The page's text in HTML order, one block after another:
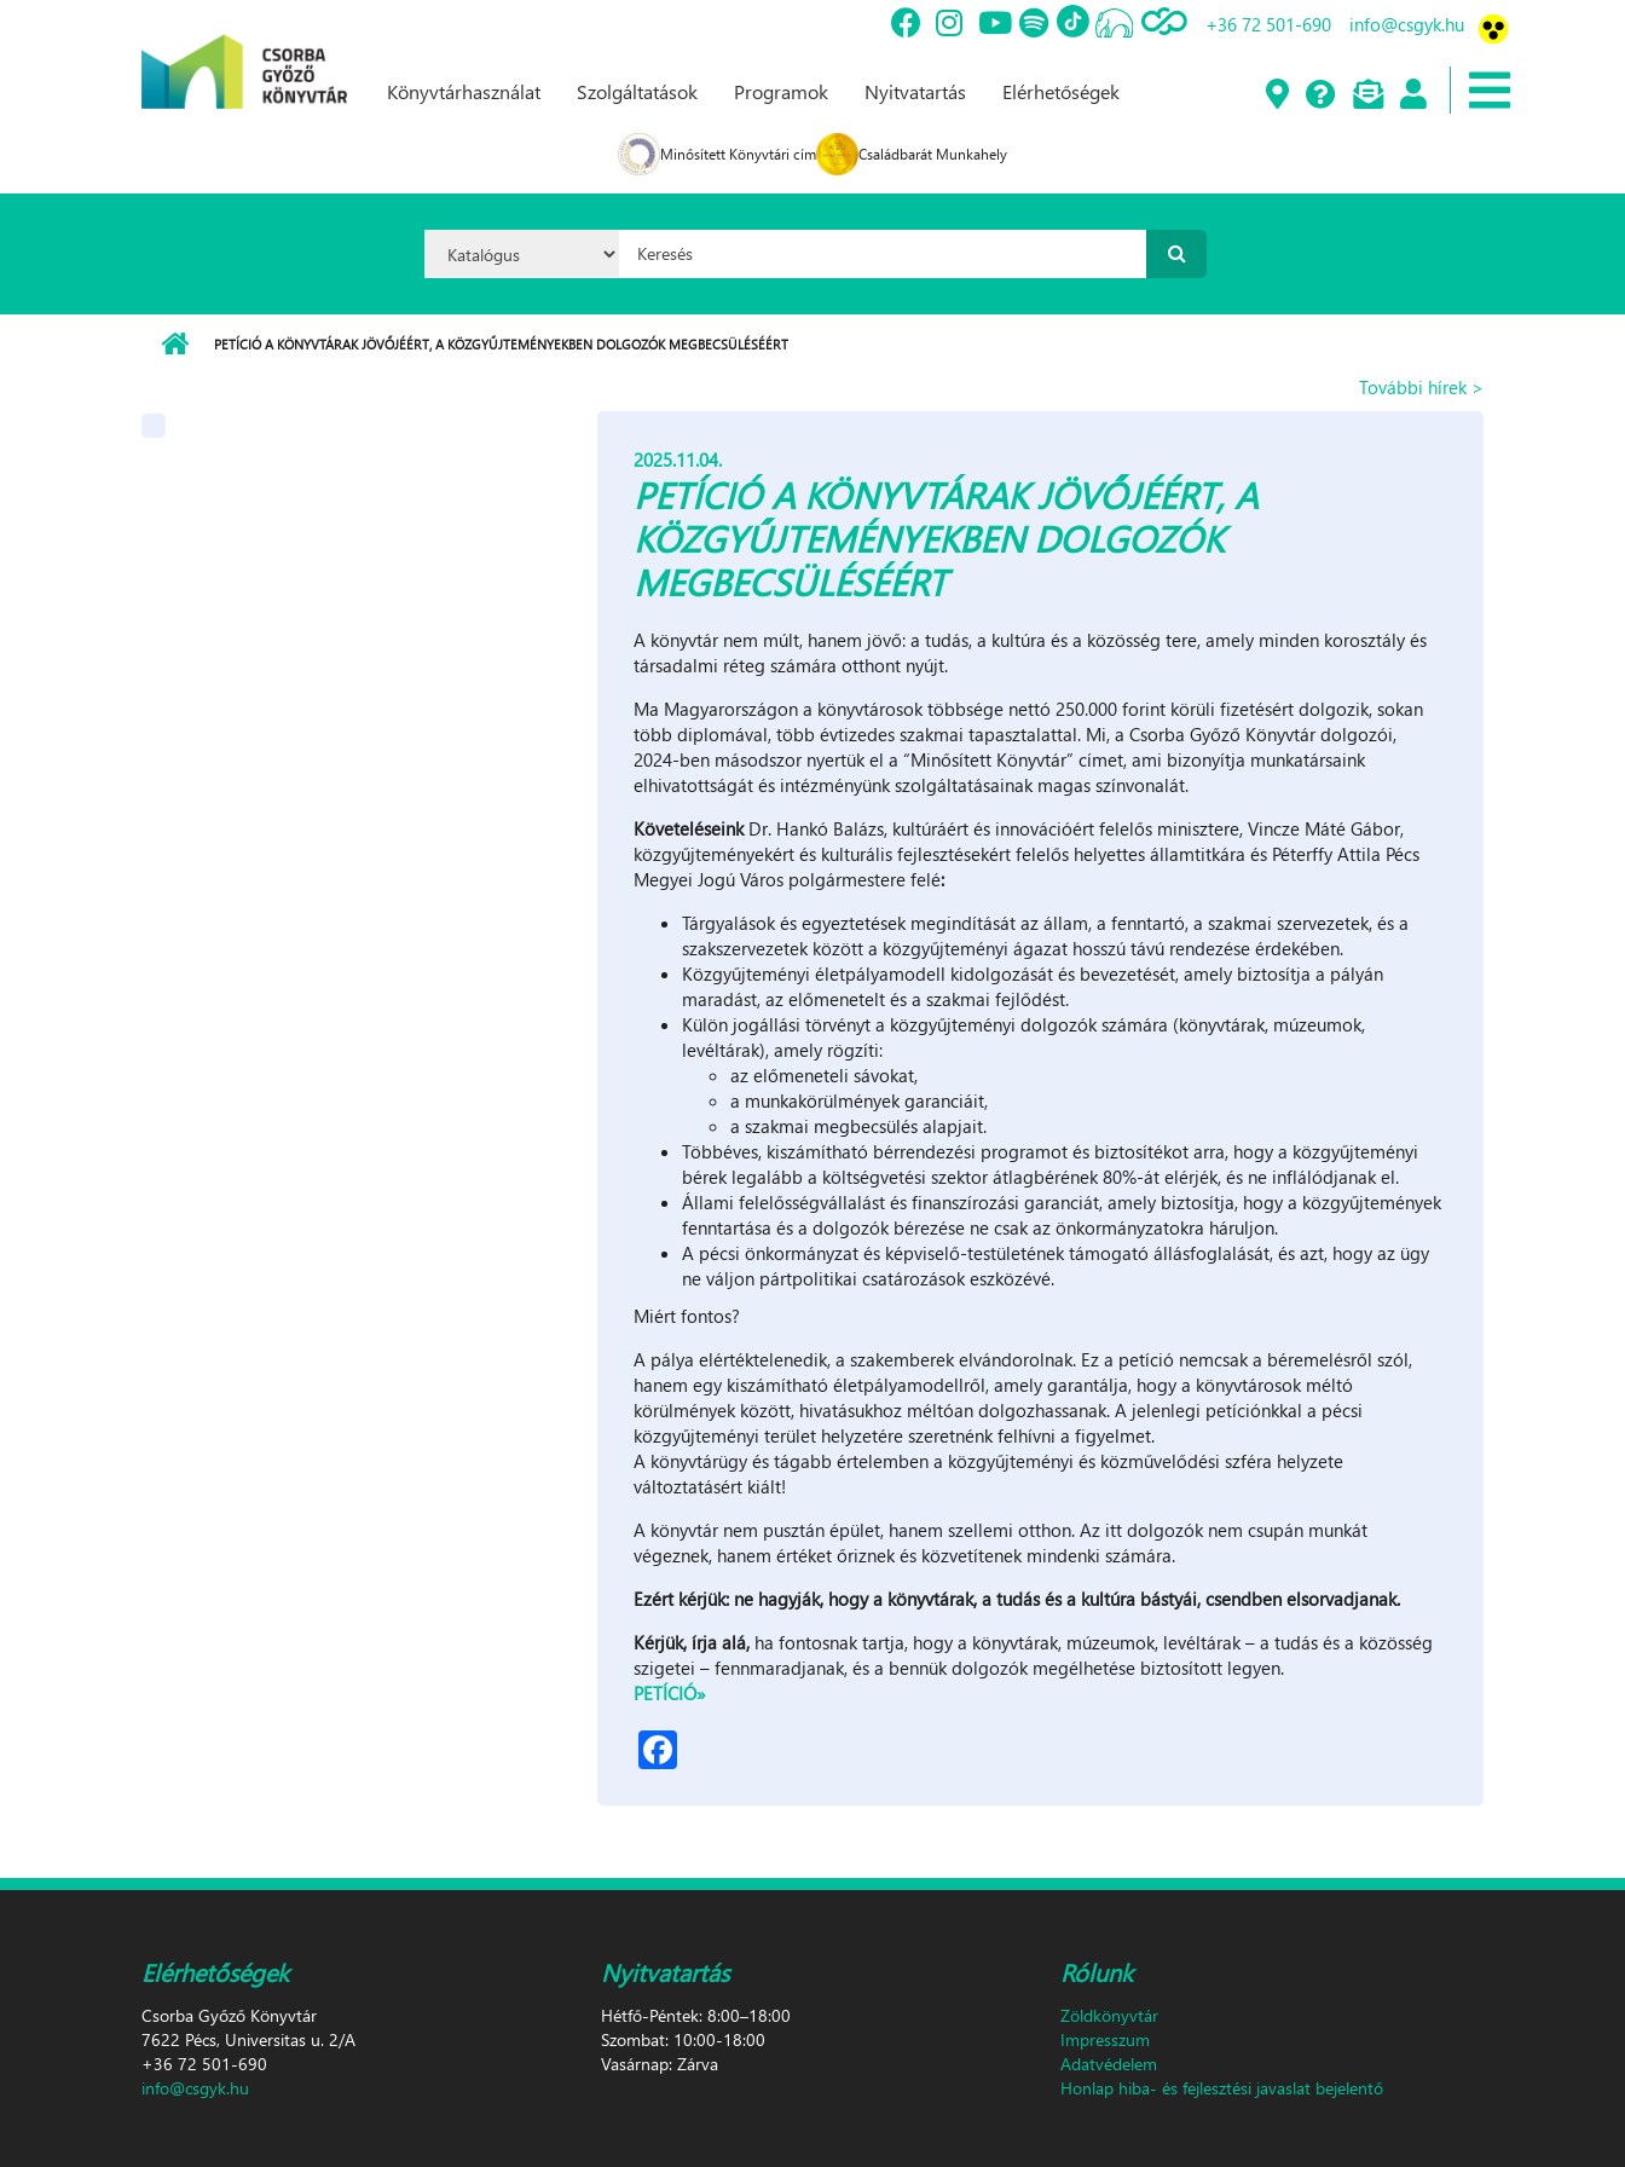
+36 72 501-690 info@csgyk.hu
Könyvtárhasználat Szolgáltatások Programok Nyitvatartás Elérhetőségek
Minősített Könyvtári cím Családbarát Munkahely
Option:
Keresés űrlap
PETÍCIÓ A KÖNYVTÁRAK JÖVŐJÉÉRT, A KÖZGYŰJTEMÉNYEKBEN DOLGOZÓK MEGBECSÜLÉSÉÉRT
További hírek >
2025.11.04.
PETÍCIÓ A KÖNYVTÁRAK JÖVŐJÉÉRT, A
KÖZGYŰJTEMÉNYEKBEN DOLGOZÓK
MEGBECSÜLÉSÉÉRT
A könyvtár nem múlt, hanem jövő: a tudás, a kultúra és a közösség tere, amely minden korosztály és
társadalmi réteg számára otthont nyújt.
Ma Magyarországon a könyvtárosok többsége nettó 250.000 forint körüli fizetésért dolgozik, sokan
több diplomával, több évtizedes szakmai tapasztalattal. Mi, a Csorba Győző Könyvtár dolgozói,
2024-ben másodszor nyertük el a “Minősített Könyvtár” címet, ami bizonyítja munkatársaink
elhivatottságát és intézményünk szolgáltatásainak magas színvonalát.
Követeléseink Dr. Hankó Balázs, kultúráért és innovációért felelős minisztere, Vincze Máté Gábor,
közgyűjteményekért és kulturális fejlesztésekért felelős helyettes államtitkára és Péterffy Attila Pécs
Megyei Jogú Város polgármestere felé:
Tárgyalások és egyeztetések megindítását az állam, a fenntartó, a szakmai szervezetek, és a
szakszervezetek között a közgyűjteményi ágazat hosszú távú rendezése érdekében.
Közgyűjteményi életpályamodell kidolgozását és bevezetését, amely biztosítja a pályán
maradást, az előmenetelt és a szakmai fejlődést.
Külön jogállási törvényt a közgyűjteményi dolgozók számára (könyvtárak, múzeumok,
levéltárak), amely rögzíti:
az előmeneteli sávokat,
a munkakörülmények garanciáit,
a szakmai megbecsülés alapjait.
Többéves, kiszámítható bérrendezési programot és biztosítékot arra, hogy a közgyűjteményi
bérek legalább a költségvetési szektor átlagbérének 80%-át elérjék, és ne inflálódjanak el.
Állami felelősségvállalást és finanszírozási garanciát, amely biztosítja, hogy a közgyűjtemények
fenntartása és a dolgozók bérezése ne csak az önkormányzatokra háruljon.
A pécsi önkormányzat és képviselő-testületének támogató állásfoglalását, és azt, hogy az ügy
ne váljon pártpolitikai csatározások eszközévé.
Miért fontos?
A pálya elértéktelenedik, a szakemberek elvándorolnak. Ez a petíció nemcsak a béremelésről szól,
hanem egy kiszámítható életpályamodellről, amely garantálja, hogy a könyvtárosok méltó
körülmények között, hivatásukhoz méltóan dolgozhassanak. A jelenlegi petíciónkkal a pécsi
közgyűjteményi terület helyzetére szeretnénk felhívni a figyelmet.
A könyvtárügy és tágabb értelemben a közgyűjteményi és közművelődési szféra helyzete
változtatásért kiált!
A könyvtár nem pusztán épület, hanem szellemi otthon. Az itt dolgozók nem csupán munkát
végeznek, hanem értéket őriznek és közvetítenek mindenki számára.
Ezért kérjük: ne hagyják, hogy a könyvtárak, a tudás és a kultúra bástyái, csendben elsorvadjanak.
Kérjük, írja alá, ha fontosnak tartja, hogy a könyvtárak, múzeumok, levéltárak – a tudás és a közösség
szigetei – fennmaradjanak, és a bennük dolgozók megélhetése biztosított legyen.
PETÍCIÓ»
Elérhetőségek
Csorba Győző Könyvtár
7622 Pécs, Universitas u. 2/A
+36 72 501-690
info@csgyk.hu
Nyitvatartás
Hétfő-Péntek: 8:00–18:00
Szombat: 10:00-18:00
Vasárnap: Zárva
Rólunk
Zöldkönyvtár
Impresszum
Adatvédelem
Honlap hiba- és fejlesztési javaslat bejelentő